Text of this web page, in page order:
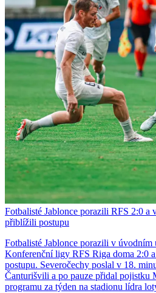
Fotbalisté Jablonce porazili RFS 2:0 a
přiblížili postupu
Fotbalisté Jablonce porazili v úvodním
Konferenční ligy RFS Riga doma 2:0
postupu. Severočechy poslal v 18.
Čanturišvili a po pauze přidal pojistku
programu za týden na stadionu lídra